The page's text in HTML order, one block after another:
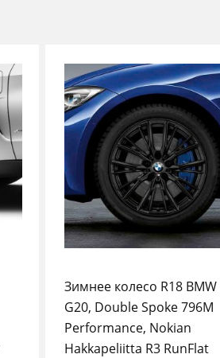
Зимнее колесо R18 BMW
G20, Double Spoke 796M
Performance, Nokian
Hakkapeliitta R3 RunFlat